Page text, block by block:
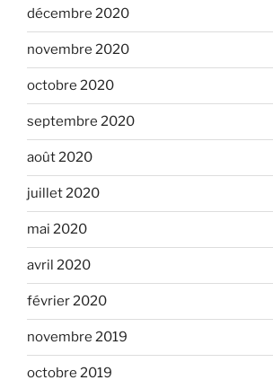
décembre 2020
novembre 2020
octobre 2020
septembre 2020
août 2020
juillet 2020
mai 2020
avril 2020
février 2020
novembre 2019
octobre 2019